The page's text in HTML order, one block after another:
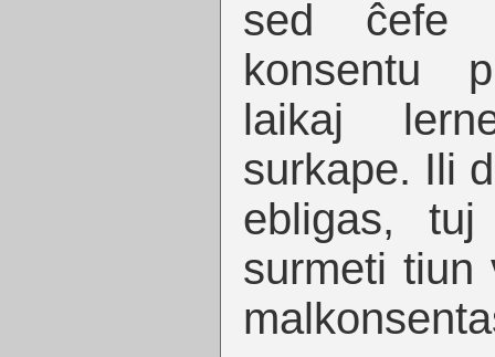
sed ĉefe
konsentu
laikaj
surkape. Ili
ebligas,
surmeti tiun